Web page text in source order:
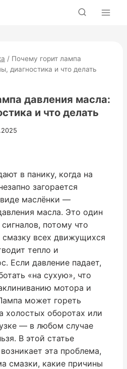
/ Почему горит лампа
диагностика и что делать
давления масла:
и что делать
в панику, когда на
загорается
маслёнки —
масла. Это один
потому что
смазку всех движущихся
тепло и
Если давление падает,
«на сухую», что
мотора и
может гореть
холостых оборотах или
— в любом случае
В этой статье
эта проблема,
смазки, какие причины